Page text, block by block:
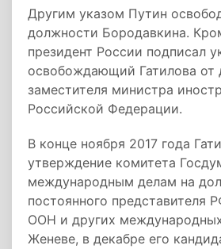
Другим указом Путин
должности Бородавкина.
президент России подписал
освобождающий Гатилова от
заместителя министра
Российской Федерации.
В конце ноября 2017 года
утверждение комитета
международным делам на
постоянного представителя
ООН и других
Женеве, в декабре его